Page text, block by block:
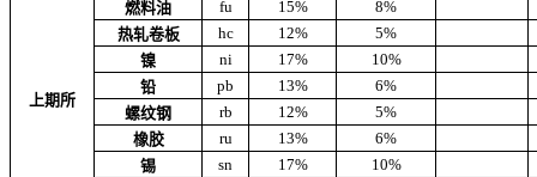
上期所
燃料油
fu 15%
8%
热轧卷板
hc 12%
5%
镍
ni 17%
10%
铅
pb 13%
6%
螺纹钢
rb 12%
5%
橡胶
ru 13%
6%
锡
sn 17%
10%